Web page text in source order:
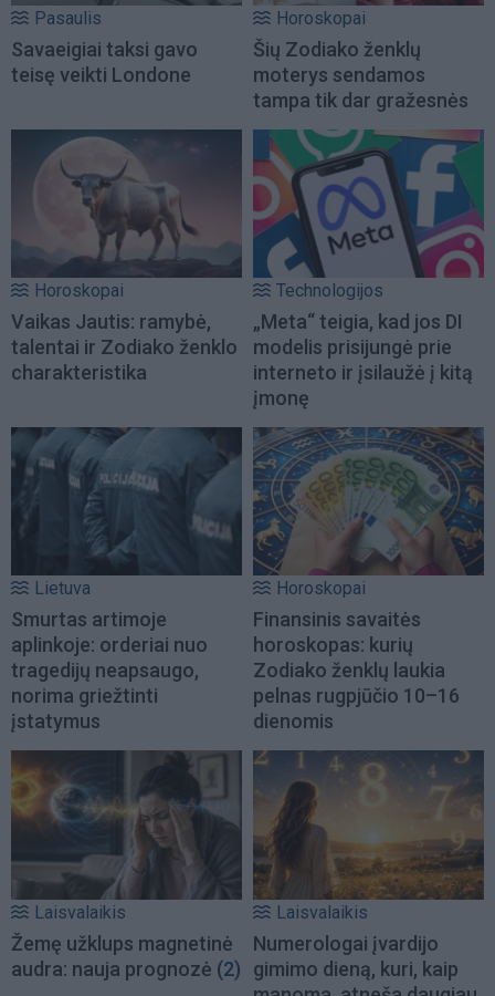
Pasaulis
Savaeigiai taksi gavo
teisę veikti Londone
Horoskopai
Šių Zodiako ženklų
moterys sendamos
tampa tik dar gražesnės
Horoskopai
Vaikas Jautis: ramybė,
talentai ir Zodiako ženklo
charakteristika
Technologijos
„Meta“ teigia, kad jos DI
modelis prisijungė prie
interneto ir įsilaužė į kitą
įmonę
Lietuva
Smurtas artimoje
aplinkoje: orderiai nuo
tragedijų neapsaugo,
norima griežtinti
įstatymus
Horoskopai
Finansinis savaitės
horoskopas: kurių
Zodiako ženklų laukia
pelnas rugpjūčio 10–16
dienomis
Laisvalaikis
Žemę užklups magnetinė
audra: nauja prognozė (2)
Laisvalaikis
Numerologai įvardijo
gimimo dieną, kuri, kaip